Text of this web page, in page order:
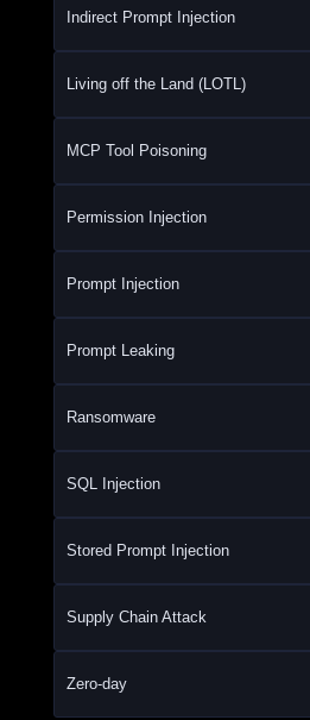
Indirect Prompt Injection
Living off the Land (LOTL)
MCP Tool Poisoning
Permission Injection
Prompt Injection
Prompt Leaking
Ransomware
SQL Injection
Stored Prompt Injection
Supply Chain Attack
Zero-day